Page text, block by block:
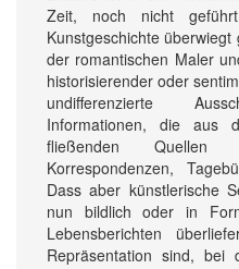
Zeit, noch nicht
Kunstgeschichte
der romantischen Maler
historisierender oder
undifferenzierte
Informationen, die aus
fließenden Quellen
Korrespondenzen,
Dass aber künstlerische
nun bildlich oder in
Lebensberichten
Repräsentation sind, bei